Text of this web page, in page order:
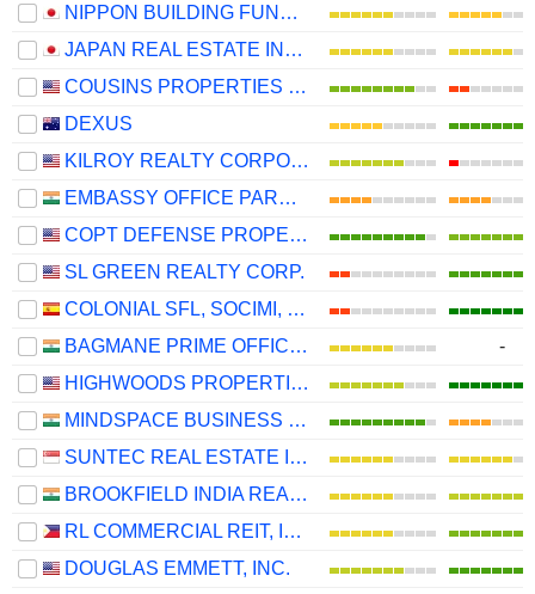
NIPPON BUILDING FUND INC.
JAPAN REAL ESTATE INVESTMENT CORPORATION
COUSINS PROPERTIES INCORPORATED
DEXUS
KILROY REALTY CORPORATION
EMBASSY OFFICE PARKS REIT
COPT DEFENSE PROPERTIES
SL GREEN REALTY CORP.
COLONIAL SFL, SOCIMI, S.A.
BAGMANE PRIME OFFICE REIT
-
HIGHWOODS PROPERTIES, INC.
MINDSPACE BUSINESS PARKS REIT
SUNTEC REAL ESTATE INVESTMENT TRUST
BROOKFIELD INDIA REAL ESTATE TRUST
RL COMMERCIAL REIT, INC.
DOUGLAS EMMETT, INC.